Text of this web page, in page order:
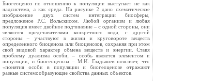
Биогеоценоз по отношению к популяции выступает не как
надсистема, а как среда. На рисунке 2 дано схематическое
изображение двух систем интеграции биосферы,
предложеное Р.С. Вольскисом. Любой организм и любая
популяция имеет двойное подчинение – с одной стороны, они
являются представителями конкретного вида, с другой
стороны – участвуют в жизни и круговороте веществ
определенного биоценоза или биоценозов, сохраняя при этом
свой видовой характер обмена веществ и энергии. Ставя
проблему дуализма особи, – особь является элементом и
популяции, и биогеоценоза – М.И. Гладышев поясняет, что
«понятия особи в популяции и биогеоценозе отражают
разные системообразующие свойства данных объектов.